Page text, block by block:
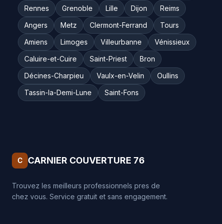
Rennes
Grenoble Lille Dijon
Reims
Angers
Metz Clermont-Ferrand
Tours
Amiens
Limoges Villeurbanne
Vénissieux
Caluire-et-Cuire
Saint-Priest
Bron
Décines-Charpieu
Vaulx-en-Velin
Oullins
Tassin-la-Demi-Lune
Saint-Fons
C CARNIER COUVERTURE 76
Trouvez les meilleurs professionnels pres de
chez vous. Service gratuit et sans engagement.